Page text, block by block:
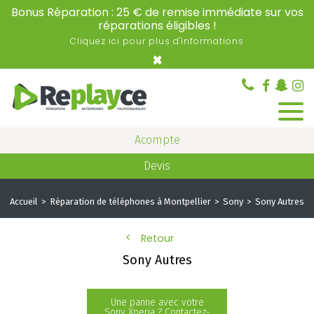
Bonus Réparation : 25 € de remise immédiate sur vos
réparations éligibles !
Cliquez ici pour plus d'informations
×
Acompte
Devis
Accueil Réparation de téléphones à Montpellier Sony Sony Autres
Retour
Sony Autres
Une panne avec votre